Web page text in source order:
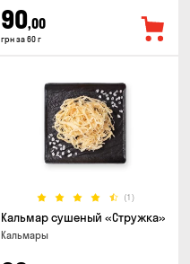
90,00
грн за 60 г
(1)
Кальмар сушеный «Стружка»
Кальмары